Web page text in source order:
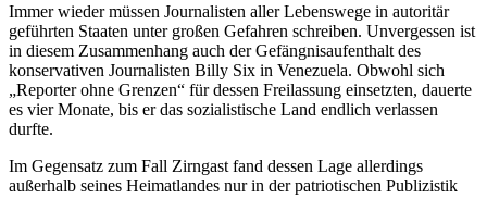
Immer wieder müssen Journalisten aller Lebenswege in autoritär
geführten Staaten unter großen Gefahren schreiben. Unvergessen ist
in diesem Zusammenhang auch der Gefängnisaufenthalt des
konservativen Journalisten Billy Six in Venezuela. Obwohl sich
„Reporter ohne Grenzen“ für dessen Freilassung einsetzten, dauerte
es vier Monate, bis er das sozialistische Land endlich verlassen
durfte.
Im Gegensatz zum Fall Zirngast fand dessen Lage allerdings
außerhalb seines Heimatlandes nur in der patriotischen Publizistik